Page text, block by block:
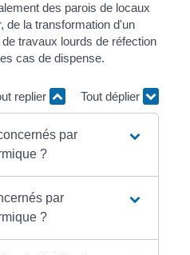
des parois de locaux
de la transformation d'un
travaux lourds de réfection
cas de dispense.
replier Tout déplier
par
?
par
?